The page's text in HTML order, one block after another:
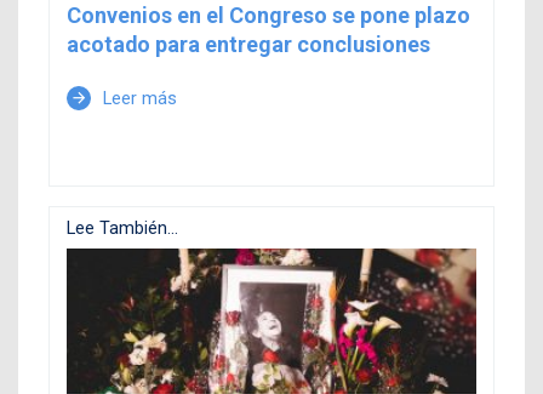
Convenios en el Congreso se pone plazo
acotado para entregar conclusiones
arrow_forward Leer más
Lee También...